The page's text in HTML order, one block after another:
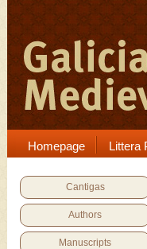
Homepage Littera
Cantigas
Authors
Manuscripts